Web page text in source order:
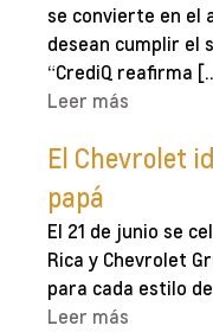
se convierte en el
desean cumplir el
“CrediQ reafirma
Leer más
El Chevrolet
papá
El 21 de junio se
Rica y Chevrolet
para cada estilo
Leer más